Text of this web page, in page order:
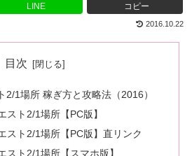
LINE コピー
2016.10.22
目次
2/1場所 稼ぎ方と攻略法（2016）
スト2/1場所【PC版】
スト2/1場所【PC版】直リンク
スト2/1場所【スマホ版】